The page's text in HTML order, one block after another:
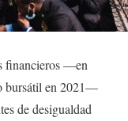
financieros —en
bursátil en 2021—
de desigualdad